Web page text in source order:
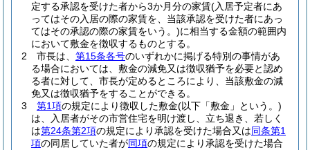
定する承認を受けた者から3か月分の家賃(入居予定者にあ
ってはその入居の際の家賃を、当該承認を受けた者にあっ
てはその承認の際の家賃をいう。)に相当する金額の範囲内
において敷金を徴収するものとする。
2
市長は、 第15条各号のいずれかに掲げる特別の事情があ
る場合においては、敷金の減免又は徴収猶予を必要と認め
る者に対して、市長が定めるところにより、当該敷金の減
免又は徴収猶予をすることができる。
3
第1項の規定により徴収した敷金(以下「敷金」という。)
は、入居者がその市営住宅を明け渡し、立ち退き、若しく
は第24条第2項の規定により承認を受けた場合又は同条第1
項の同居していた者が同項の規定により承認を受けた場合